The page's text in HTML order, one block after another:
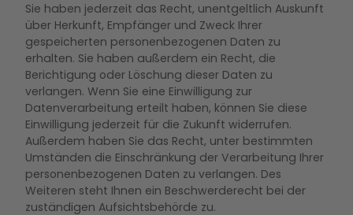
Sie haben jederzeit das Recht, unentgeltlich Auskunft
über Herkunft, Empfänger und Zweck Ihrer
gespeicherten personenbezogenen Daten zu
erhalten. Sie haben außerdem ein Recht, die
Berichtigung oder Löschung dieser Daten zu
verlangen. Wenn Sie eine Einwilligung zur
Datenverarbeitung erteilt haben, können Sie diese
Einwilligung jederzeit für die Zukunft widerrufen.
Außerdem haben Sie das Recht, unter bestimmten
Umständen die Einschränkung der Verarbeitung Ihrer
personenbezogenen Daten zu verlangen. Des
Weiteren steht Ihnen ein Beschwerderecht bei der
zuständigen Aufsichtsbehörde zu.